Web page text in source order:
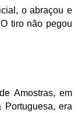
o abraçou e
tiro não pegou
Amostras, em
era